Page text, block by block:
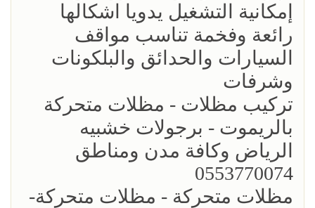
إمكانية التشغيل يدويا اشكالها
رائعة وفخمة تناسب مواقف
السيارات والحدائق والبلكونات
وشرفات
تركيب مظلات - مظلات متحركة
بالريموت - برجولات خشبيه
الرياض وكافة مدن ومناطق
0553770074
مظلات متحركة - مظلات متحركة-